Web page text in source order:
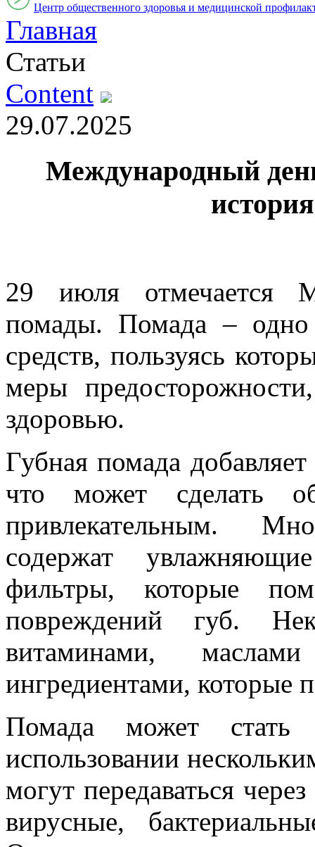
Центр общественного здоровья и медицинской
Главная
Статьи
Content
29.07.2025
Международный
29 июля отмечается
помады. Помада – одно
средств, пользуясь
меры
здоровью.
Губная помада
что может сделать
привлекательным.
содержат
фильтры, которые
повреждений губ.
витаминами,
ингредиентами, которые
Помада может стать
использовании
могут передаваться
вирусные,